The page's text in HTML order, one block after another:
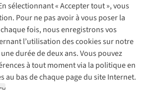
sélectionnant « Accepter tout », vous
Pour ne pas avoir à vous poser la
fois, nous enregistrons vos
l’utilisation des cookies sur notre
durée de deux ans. Vous pouvez
à tout moment via la politique en
au bas de chaque page du site Internet.
Politique de confidentialité
générales
Cookie Policy